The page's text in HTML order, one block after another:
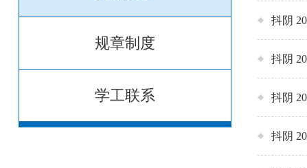
规章制度
学工联系
抖阴
抖阴
抖阴
抖阴